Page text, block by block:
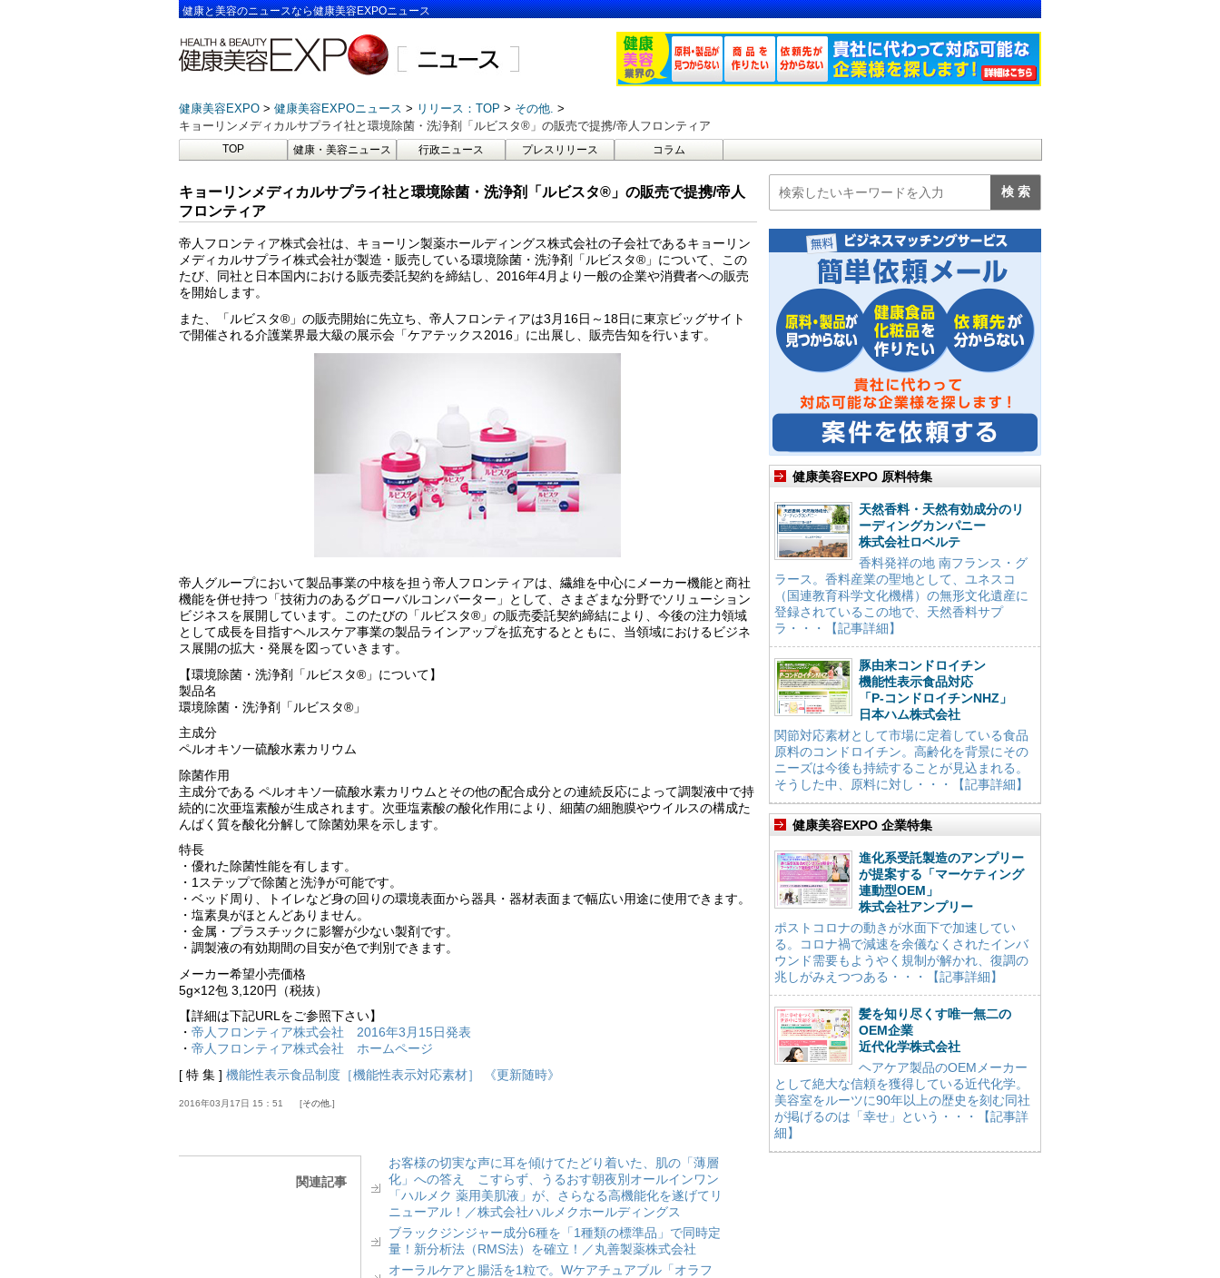
健康と美容のニュースなら健康美容EXPOニュース
健康美容EXPO 健康美容EXPOニュース リリース：TOP
その他.
キョーリンメディカルサプライ社と環境除菌・洗浄剤「ルビスタ®」の販売で提携/帝人フロンティア
TOP 健康・美容ニュース 行政ニュース プレスリリース コラム
キョーリンメディカルサプライ社と環境除菌・洗浄剤「ルビスタ®」の販売で提携/帝人
フロンティア
帝人フロンティア株式会社は、キョーリン製薬ホールディングス株式会社の子会社であるキョーリン
メディカルサプライ株式会社が製造・販売している環境除菌・洗浄剤「ルビスタ®」について、この
たび、同社と日本国内における販売委託契約を締結し、2016年4月より一般の企業や消費者への販売
を開始します。
また、「ルビスタ®」の販売開始に先立ち、帝人フロンティアは3月16日～18日に東京ビッグサイト
で開催される介護業界最大級の展示会「ケアテックス2016」に出展し、販売告知を行います。
帝人グループにおいて製品事業の中核を担う帝人フロンティアは、繊維を中心にメーカー機能と商社
機能を併せ持つ「技術力のあるグローバルコンバーター」として、さまざまな分野でソリューション
ビジネスを展開しています。このたびの「ルビスタ®」の販売委託契約締結により、今後の注力領域
として成長を目指すヘルスケア事業の製品ラインアップを拡充するとともに、当領域におけるビジネ
ス展開の拡大・発展を図っていきます。
【環境除菌・洗浄剤「ルビスタ®」について】
製品名
環境除菌・洗浄剤「ルビスタ®」
主成分
ペルオキソ一硫酸水素カリウム
除菌作用
主成分である ペルオキソ一硫酸水素カリウムとその他の配合成分との連続反応によって調製液中で持
続的に次亜塩素酸が生成されます。次亜塩素酸の酸化作用により、細菌の細胞膜やウイルスの構成た
んぱく質を酸化分解して除菌効果を示します。
特長
・優れた除菌性能を有します。
・1ステップで除菌と洗浄が可能です。
・ベッド周り、トイレなど身の回りの環境表面から器具・器材表面まで幅広い用途に使用できます。
・塩素臭がほとんどありません。
・金属・プラスチックに影響が少ない製剤です。
・調製液の有効期間の目安が色で判別できます。
メーカー希望小売価格
5g×12包 3,120円（税抜）
【詳細は下記URLをご参照下さい】
・ 帝人フロンティア株式会社 2016年3月15日発表
・ 帝人フロンティア株式会社 ホームページ
[ 特 集 ] 機能性表示食品制度［機能性表示対応素材］ 《更新随時》
2016年03月17日 15：51 その他.
関連記事
お客様の切実な声に耳を傾けてたどり着いた、肌の「薄層
化」への答え こすらず、うるおす朝夜別オールインワン
「ハルメク 薬用美肌液」が、さらなる高機能化を遂げてリ
ニューアル！／株式会社ハルメクホールディングス
ブラックジンジャー成分6種を「1種類の標準品」で同時定
量！新分析法（RMS法）を確立！／丸善製薬株式会社
オーラルケアと腸活を1粒で。Wケアチュアブル「オラフ
健康美容EXPO 原料特集
天然香料・天然有効成分のリ
ーディングカンパニー
株式会社ロベルテ
香料発祥の地 南フランス・グ
ラース。香料産業の聖地として、ユネスコ
（国連教育科学文化機構）の無形文化遺産に
登録されているこの地で、天然香料サプ
ラ・・・【記事詳細】
豚由来コンドロイチン
機能性表示食品対応
「P-コンドロイチンNHZ」
日本ハム株式会社
関節対応素材として市場に定着している食品
原料のコンドロイチン。高齢化を背景にその
ニーズは今後も持続することが見込まれる。
そうした中、原料に対し・・・【記事詳細】
健康美容EXPO 企業特集
進化系受託製造のアンプリー
が提案する「マーケティング
連動型OEM」
株式会社アンプリー
ポストコロナの動きが水面下で加速してい
る。コロナ禍で減速を余儀なくされたインバ
ウンド需要もようやく規制が解かれ、復調の
兆しがみえつつある・・・【記事詳細】
髪を知り尽くす唯一無二の
OEM企業
近代化学株式会社
ヘアケア製品のOEMメーカー
として絶大な信頼を獲得している近代化学。
美容室をルーツに90年以上の歴史を刻む同社
が掲げるのは「幸せ」という・・・【記事詳
細】